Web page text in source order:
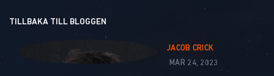
TILLBAKA TILL BLOGGEN
JACOB CRICK
MAR 24, 2023